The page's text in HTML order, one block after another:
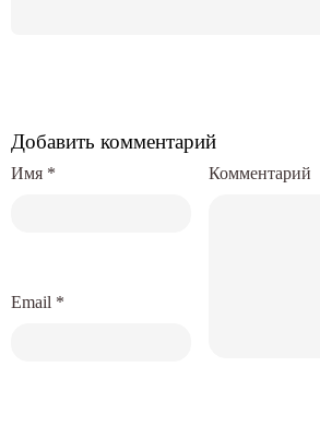
Добавить комментарий
Комментарий
Имя *
Email *